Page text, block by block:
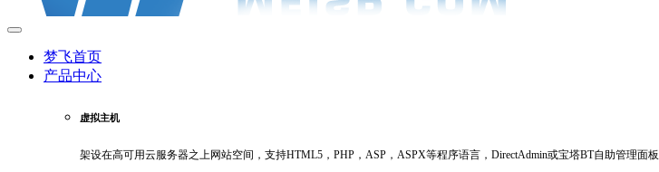
梦飞首页
产品中心
虚拟主机
架设在高可用云服务器之上网站空间，支持HTML5，PHP，ASP，ASPX等程序语言，DirectAdmin或宝塔BT自助管理面板